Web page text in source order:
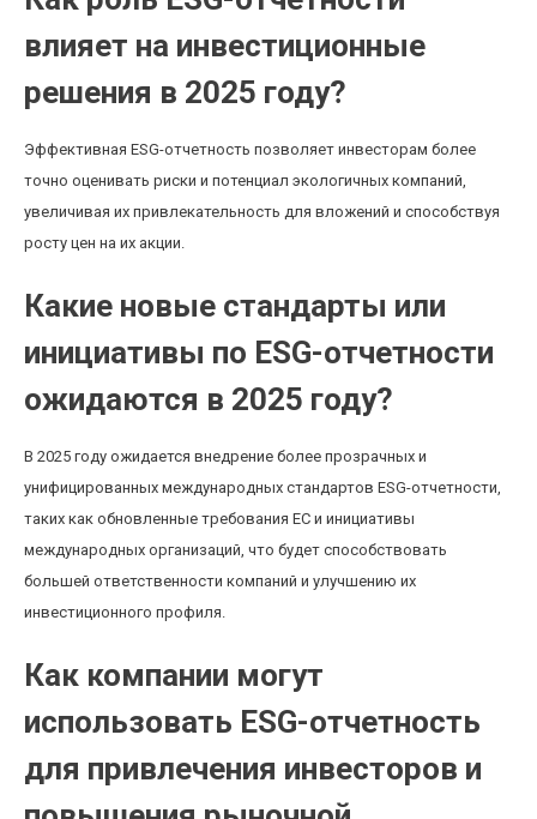
влияет на инвестиционные
решения в 2025 году?
Эффективная ESG-отчетность позволяет инвесторам более
точно оценивать риски и потенциал экологичных компаний,
увеличивая их привлекательность для вложений и способствуя
росту цен на их акции.
Какие новые стандарты или
инициативы по ESG-отчетности
ожидаются в 2025 году?
В 2025 году ожидается внедрение более прозрачных и
унифицированных международных стандартов ESG-отчетности,
таких как обновленные требования ЕС и инициативы
международных организаций, что будет способствовать
большей ответственности компаний и улучшению их
инвестиционного профиля.
Как компании могут
использовать ESG-отчетность
для привлечения инвесторов и